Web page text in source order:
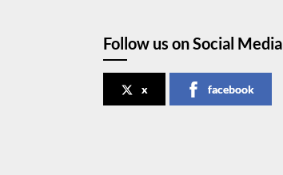
Follow us on Social Media
x facebook